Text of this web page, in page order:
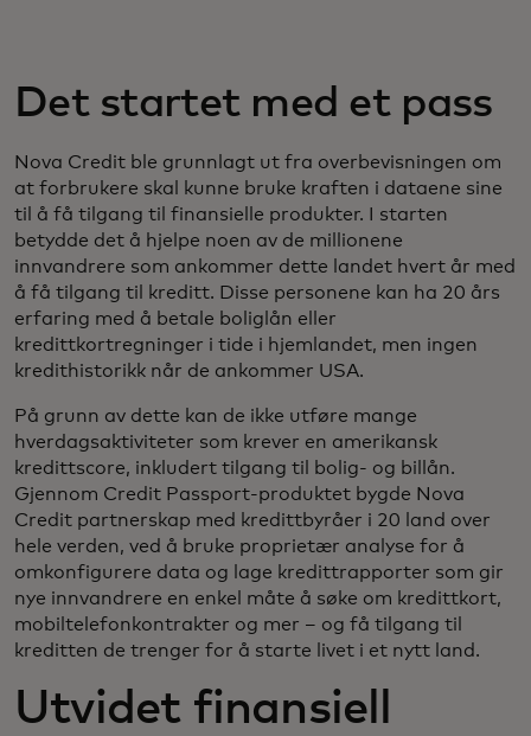
Det startet med et pass
Nova Credit ble grunnlagt ut fra overbevisningen om
at forbrukere skal kunne bruke kraften i dataene sine
til å få tilgang til finansielle produkter. I starten
betydde det å hjelpe noen av de millionene
innvandrere som ankommer dette landet hvert år med
å få tilgang til kreditt. Disse personene kan ha 20 års
erfaring med å betale boliglån eller
kredittkortregninger i tide i hjemlandet, men ingen
kredithistorikk når de ankommer USA.
På grunn av dette kan de ikke utføre mange
hverdagsaktiviteter som krever en amerikansk
kredittscore, inkludert tilgang til bolig- og billån.
Gjennom Credit Passport-produktet bygde Nova
Credit partnerskap med kredittbyråer i 20 land over
hele verden, ved å bruke proprietær analyse for å
omkonfigurere data og lage kredittrapporter som gir
nye innvandrere en enkel måte å søke om kredittkort,
mobiltelefonkontrakter og mer – og få tilgang til
kreditten de trenger for å starte livet i et nytt land.
Utvidet finansiell